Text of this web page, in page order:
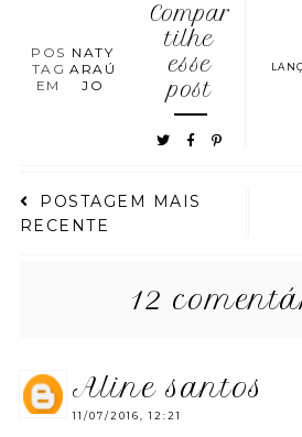
POS
TAG
EM
NATY
ARAÚ
JO
Compar
tilhe
esse
post
POSTAGEM MAIS
RECENTE
12
aline santos
11/07/2016, 12:21